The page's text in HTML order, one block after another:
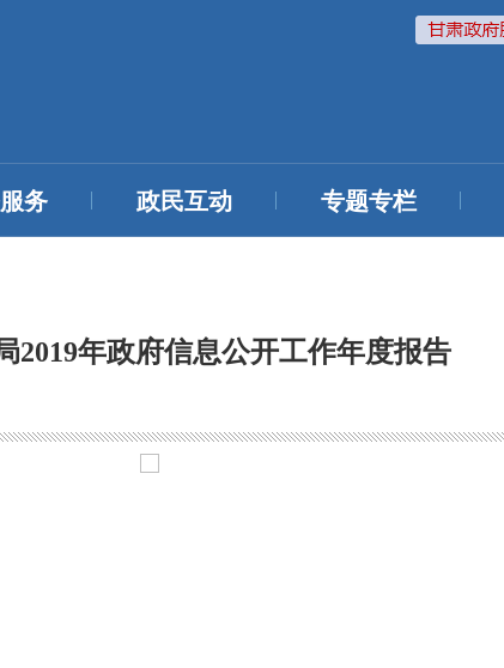
务 政民互动 专题专栏
2019年政府信息公开工作年度报告